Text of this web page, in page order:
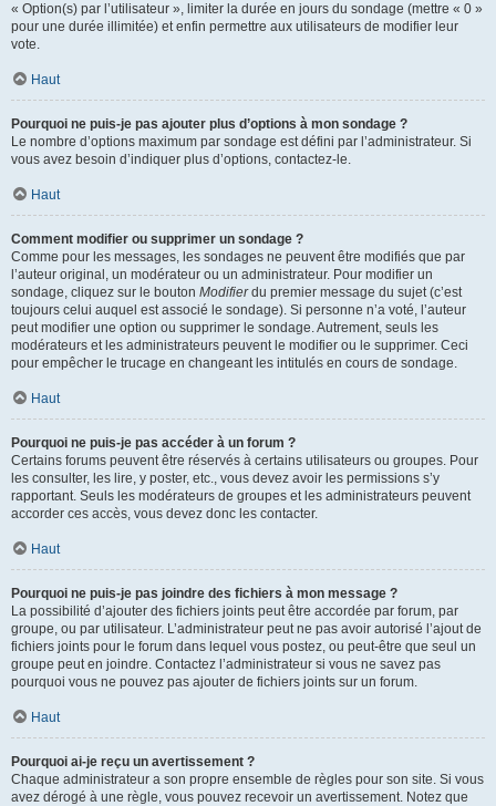
« Option(s) par l’utilisateur », limiter la durée en jours du sondage (mettre « 0 »
pour une durée illimitée) et enfin permettre aux utilisateurs de modifier leur
vote.
Haut
Pourquoi ne puis-je pas ajouter plus d’options à mon sondage ?
Le nombre d’options maximum par sondage est défini par l’administrateur. Si
vous avez besoin d’indiquer plus d’options, contactez-le.
Haut
Comment modifier ou supprimer un sondage ?
Comme pour les messages, les sondages ne peuvent être modifiés que par
l’auteur original, un modérateur ou un administrateur. Pour modifier un
sondage, cliquez sur le bouton Modifierdu premier message du sujet (c’est
toujours celui auquel est associé le sondage). Si personne n’a voté, l’auteur
peut modifier une option ou supprimer le sondage. Autrement, seuls les
modérateurs et les administrateurs peuvent le modifier ou le supprimer. Ceci
pour empêcher le trucage en changeant les intitulés en cours de sondage.
Haut
Pourquoi ne puis-je pas accéder à un forum ?
Certains forums peuvent être réservés à certains utilisateurs ou groupes. Pour
les consulter, les lire, y poster, etc., vous devez avoir les permissions s’y
rapportant. Seuls les modérateurs de groupes et les administrateurs peuvent
accorder ces accès, vous devez donc les contacter.
Haut
Pourquoi ne puis-je pas joindre des fichiers à mon message ?
La possibilité d’ajouter des fichiers joints peut être accordée par forum, par
groupe, ou par utilisateur. L’administrateur peut ne pas avoir autorisé l’ajout de
fichiers joints pour le forum dans lequel vous postez, ou peut-être que seul un
groupe peut en joindre. Contactez l’administrateur si vous ne savez pas
pourquoi vous ne pouvez pas ajouter de fichiers joints sur un forum.
Haut
Pourquoi ai-je reçu un avertissement ?
Chaque administrateur a son propre ensemble de règles pour son site. Si vous
avez dérogé à une règle, vous pouvez recevoir un avertissement. Notez que